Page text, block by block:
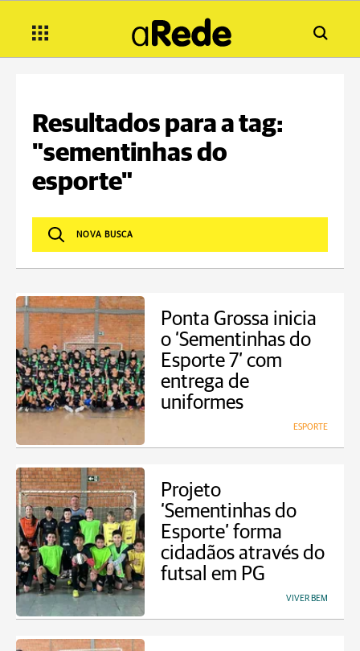
Resultados para a tag:
"sementinhas do
esporte"
Ponta Grossa inicia
o ‘Sementinhas do
Esporte 7’ com
entrega de
uniformes
ESPORTE
Projeto
‘Sementinhas do
Esporte’ forma
cidadãos através do
futsal em PG
VIVER BEM